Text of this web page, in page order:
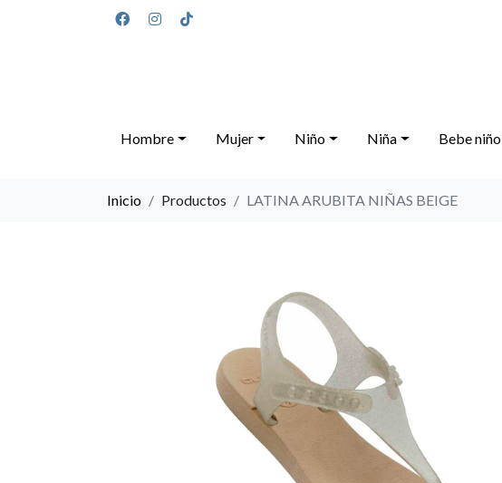
Hombre Mujer Niño Niña Bebe niño
Inicio Productos LATINA ARUBITA NIÑAS BEIGE